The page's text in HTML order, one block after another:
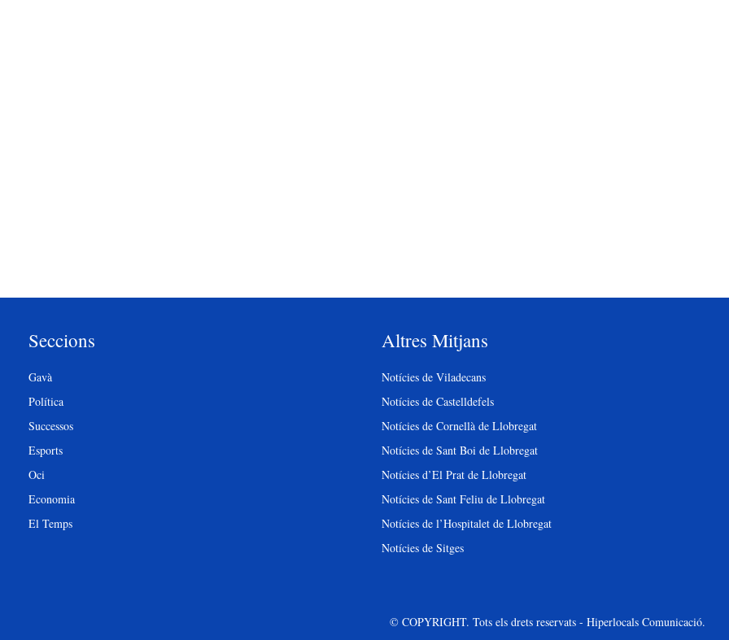
Seccions
Gavà
Política
Successos
Esports
Oci
Economia
El Temps
Altres Mitjans
Notícies de Viladecans
Notícies de Castelldefels
Notícies de Cornellà de Llobregat
Notícies de Sant Boi de Llobregat
Notícies d’El Prat de Llobregat
Notícies de Sant Feliu de Llobregat
Notícies de l’Hospitalet de Llobregat
Notícies de Sitges
© COPYRIGHT. Tots els drets reservats - Hiperlocals Comunicació.